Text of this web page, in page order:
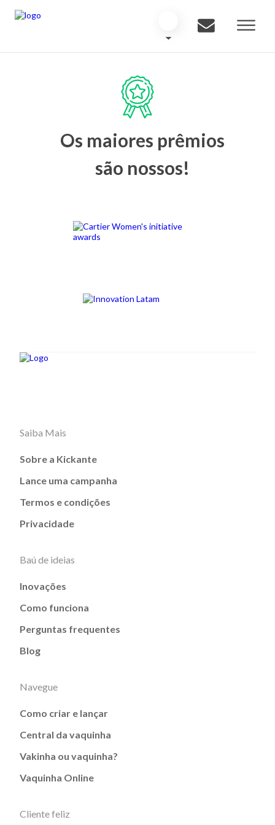
Os maiores prêmios
são nossos!
Saiba Mais
Sobre a Kickante
Lance uma campanha
Termos e condições
Privacidade
Baú de ideias
Inovações
Como funciona
Perguntas frequentes
Blog
Navegue
Como criar e lançar
Central da vaquinha
Vakinha ou vaquinha?
Vaquinha Online
Cliente feliz